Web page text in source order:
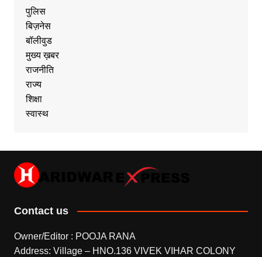
पुलिस
बिज़नेस
बॉलीवुड
मुख्य ख़बर
राजनीति
राज्य
शिक्षा
स्वास्थ
Contact us
Owner/Editor : POOJA RANA
Address: Village – HNO.136 VIVEK VIHAR COLONY